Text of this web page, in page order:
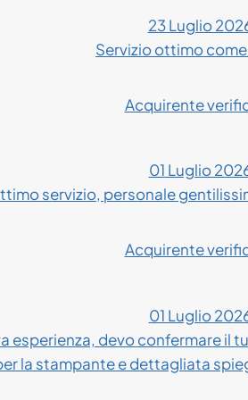
23 Luglio
Servizio ottimo
Acquirente
01 Luglio
servizio, personale
Acquirente
01 Luglio
devo confermare
la stampante e dettagliata